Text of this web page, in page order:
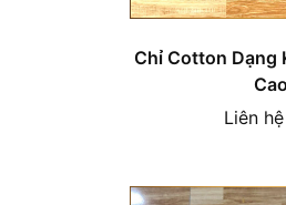
Chỉ Cotton Dạng
Cao
Liên hệ